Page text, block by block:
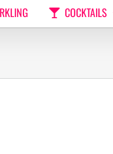
COCKTAILS